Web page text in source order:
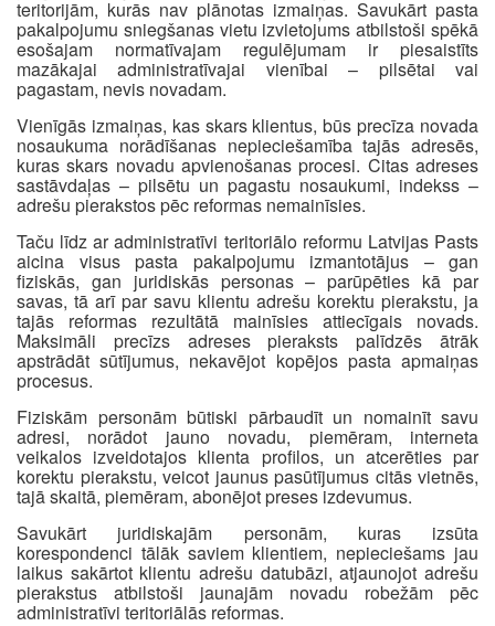
teritorijām, kurās nav plānotas izmaiņas. Savukārt pasta
pakalpojumu sniegšanas vietu izvietojums atbilstoši spēkā
esošajam normatīvajam regulējumam ir piesaistīts
mazākajai administratīvajai vienībai – pilsētai vai
pagastam, nevis novadam.
Vienīgās izmaiņas, kas skars klientus, būs precīza novada
nosaukuma norādīšanas nepieciešamība tajās adresēs,
kuras skars novadu apvienošanas procesi. Citas adreses
sastāvdaļas – pilsētu un pagastu nosaukumi, indekss –
adrešu pierakstos pēc reformas nemainīsies.
Taču līdz ar administratīvi teritoriālo reformu Latvijas Pasts
aicina visus pasta pakalpojumu izmantotājus – gan
fiziskās, gan juridiskās personas – parūpēties kā par
savas, tā arī par savu klientu adrešu korektu pierakstu, ja
tajās reformas rezultātā mainīsies attiecīgais novads.
Maksimāli precīzs adreses pieraksts palīdzēs ātrāk
apstrādāt sūtījumus, nekavējot kopējos pasta apmaiņas
procesus.
Fiziskām personām būtiski pārbaudīt un nomainīt savu
adresi, norādot jauno novadu, piemēram, interneta
veikalos izveidotajos klienta profilos, un atcerēties par
korektu pierakstu, veicot jaunus pasūtījumus citās vietnēs,
tajā skaitā, piemēram, abonējot preses izdevumus.
Savukārt juridiskajām personām, kuras izsūta
korespondenci tālāk saviem klientiem, nepieciešams jau
laikus sakārtot klientu adrešu datubāzi, atjaunojot adrešu
pierakstus atbilstoši jaunajām novadu robežām pēc
administratīvi teritoriālās reformas.